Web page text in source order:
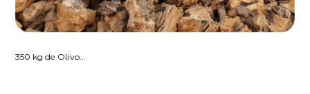
350 kg de Olivo...